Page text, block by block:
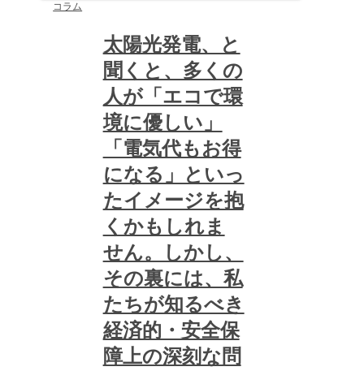
コラム
太陽光発電、と
聞くと、多くの
人が「エコで環
境に優しい」
「電気代もお得
になる」といっ
たイメージを抱
くかもしれま
せん。しかし、
その裏には、私
たちが知るべき
経済的・安全保
障上の深刻な問